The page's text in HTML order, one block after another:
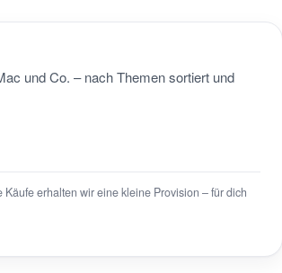
und Co. – nach Themen sortiert und
erhalten wir eine kleine Provision – für dich